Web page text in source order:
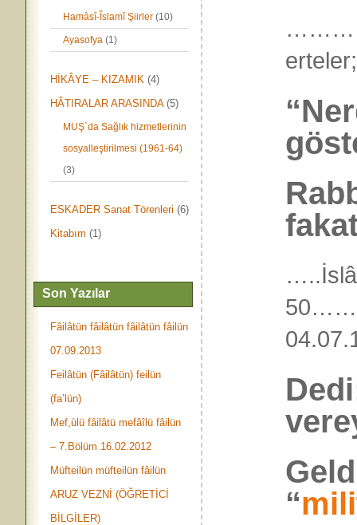
Hamâsî-Îslamî Şiirler (10)
Ayasofya (1)
HİKÂYE – KIZAMIK (4)
HÂTIRALAR ARASINDA(5)
MUŞ`da Sağlık hizmetlerinin
sosyalleştirilmesi (1961-64)
(3)
ESKADER Sanat Törenleri (6)
Kitabım (1)
Son Yazılar
Fâilâtün fâilâtün fâilâtün fâilün
07.09.2013
Feilâtün (Fâilâtün) feilün
(fa’lün)
Mef,ùlü fâilâtü mefâîlü fâilün
– 7.Bölüm 16.02.2012
Müfteilün müfteilün fâilün
ARUZ VEZNİ (ÖĞRETİCİ
BİLGİLER)
“